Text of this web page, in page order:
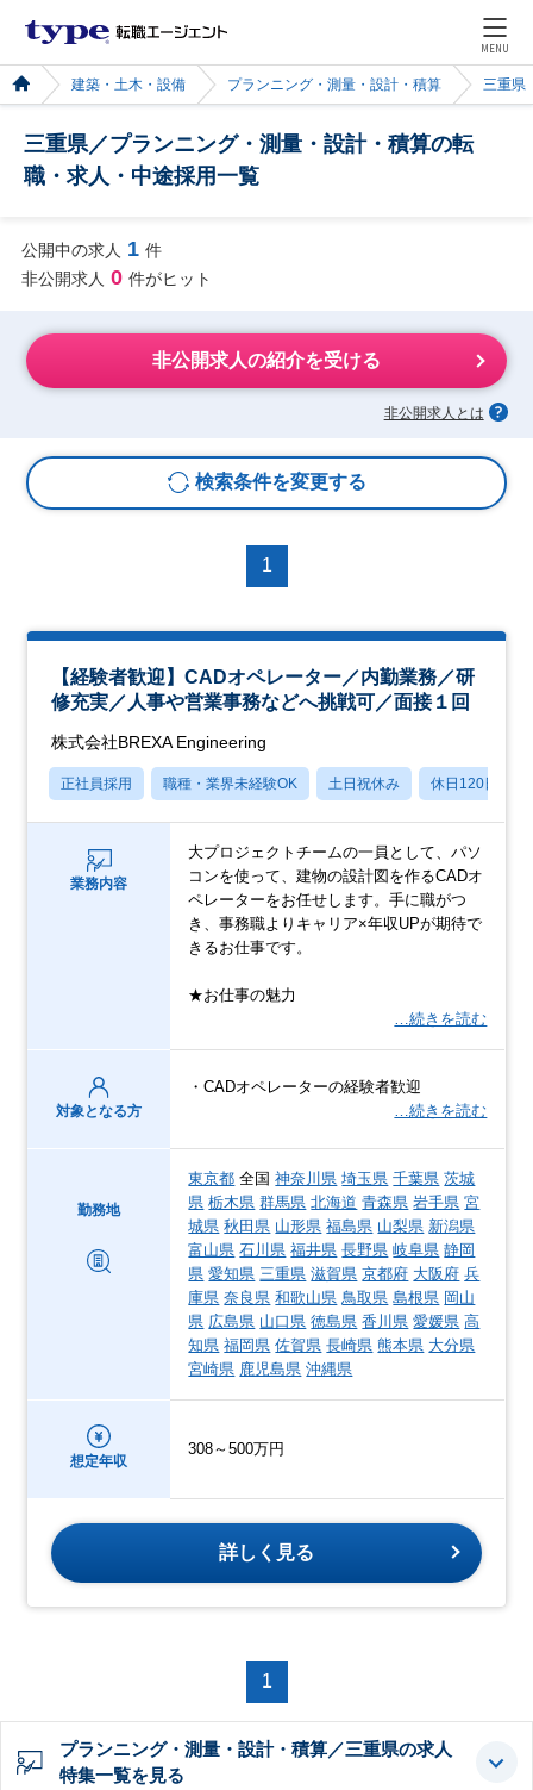
MENU
建築・土木・設備 プランニング・測量・設計・積算 三重県
三重県／プランニング・測量・設計・積算の転
職・求人・中途採用一覧
公開中の求人 1 件
非公開求人 0 件がヒット
非公開求人の紹介を受ける
非公開求人とは
検索条件を変更する
1
【経験者歓迎】CADオペレーター／内勤業務／研
修充実／人事や営業事務などへ挑戦可／面接１回
株式会社BREXA Engineering
正社員採用 職種・業界未経験OK 土日祝休み 休日120日以上
業務内容
大プロジェクトチームの一員として、パソ
コンを使って、建物の設計図を作るCADオ
ペレーターをお任せします。手に職がつ
き、事務職よりキャリア×年収UPが期待で
きるお仕事です。
★お仕事の魅力
…続きを読む
対象となる方
・CADオペレーターの経験者歓迎
…続きを読む
勤務地
東京都 全国神奈川県 埼玉県 千葉県 茨城
県 栃木県 群馬県 北海道 青森県 岩手県 宮
城県 秋田県 山形県 福島県 山梨県 新潟県
富山県 石川県 福井県 長野県 岐阜県 静岡
県 愛知県 三重県 滋賀県 京都府 大阪府 兵
庫県 奈良県 和歌山県 鳥取県 島根県 岡山
県 広島県 山口県 徳島県 香川県 愛媛県 高
知県 福岡県 佐賀県 長崎県 熊本県 大分県
宮崎県 鹿児島県 沖縄県
想定年収
308～500万円
詳しく見る
1
プランニング・測量・設計・積算／三重県の求人
特集一覧を見る